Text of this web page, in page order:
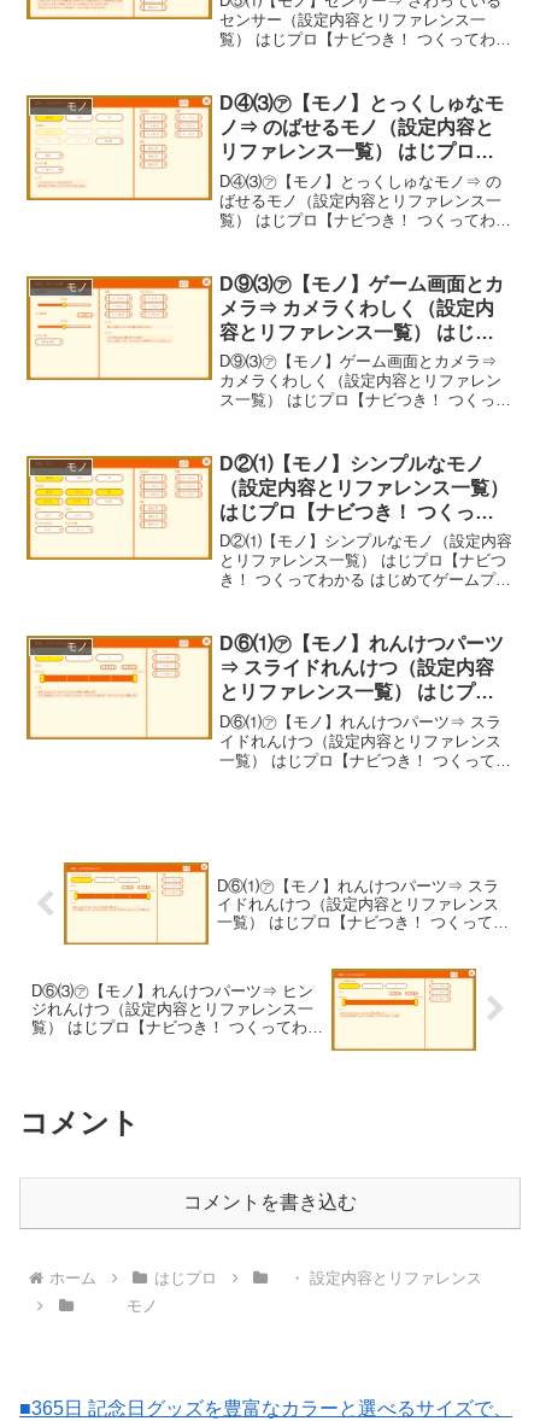
ゲームプログラミング】
センサー（設定内容とリファレンス一
覧） はじプロ【ナビつき！ つくってわか
モノ
D④⑶㋐【モノ】とっくしゅなモ
ノ⇒ のばせるモノ（設定内容と
リファレンス一覧） はじプロ
【ナビつき！ つくってわかる は
じめてゲームプログラミング】
D④⑶㋐【モノ】とっくしゅなモノ⇒ の
ばせるモノ（設定内容とリファレンス一
覧） はじプロ【ナビつき！ つくってわか
モノ
D⑨⑶㋐【モノ】ゲーム画面とカ
メラ⇒ カメラくわしく（設定内
容とリファレンス一覧） はじプ
ロ【ナビつき！ つくってわかる
はじめてゲームプログラミング】
D⑨⑶㋐【モノ】ゲーム画面とカメラ⇒
カメラくわしく（設定内容とリファレン
ス一覧） はじプロ【ナビつき！ つくって
モノ
D②⑴【モノ】シンプルなモノ
（設定内容とリファレンス一覧）
はじプロ【ナビつき！ つくって
わかる はじめてゲームプログラ
ミング】
D②⑴【モノ】シンプルなモノ（設定内容
とリファレンス一覧） はじプロ【ナビつ
き！ つくってわかる はじめてゲームプロ
モノ
D⑥⑴㋐【モノ】れんけつパーツ
⇒ スライドれんけつ（設定内容
とリファレンス一覧） はじプロ
【ナビつき！ つくってわかる は
じめてゲームプログラミング】
D⑥⑴㋐【モノ】れんけつパーツ⇒ スラ
イドれんけつ（設定内容とリファレンス
一覧） はじプロ【ナビつき！ つくってわ
D⑥⑴㋐【モノ】れんけつパーツ⇒ スラ
イドれんけつ（設定内容とリファレンス
一覧） はじプロ【ナビつき！ つくってわ
D⑥⑶㋐【モノ】れんけつパーツ⇒ ヒン
ジれんけつ（設定内容とリファレンス一
覧） はじプロ【ナビつき！ つくってわか
コメント
コメントを書き込む
ホーム はじプロ
・ 設定内容とリファレンス
モノ
■365日 記念日グッズを豊富なカラーと選べるサイズで、